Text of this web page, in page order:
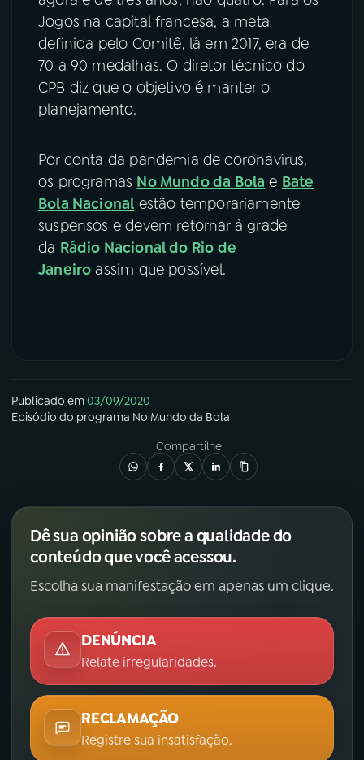
Jogos na capital francesa, a meta
definida pelo Comitê, lá em 2017, era de
70 a 90 medalhas. O diretor técnico do
CPB diz que o objetivo é manter o
planejamento.
Por conta da pandemia de coronavírus,
os programas No Mundo da Bola e Bate
Bola Nacional estão temporariamente
suspensos e devem retornar à grade
da Rádio Nacional do Rio de
Janeiro assim que possível.
Publicado em03/09/2020
Episódio do programa No Mundo da Bola
Compartilhe
Dê sua opinião sobre a qualidade do
conteúdo que você acessou.
Escolha sua manifestação em apenas um clique.
DENÚNCIA
Relate irregularidades.
RECLAMAÇÃO
Registre sua insatisfação.